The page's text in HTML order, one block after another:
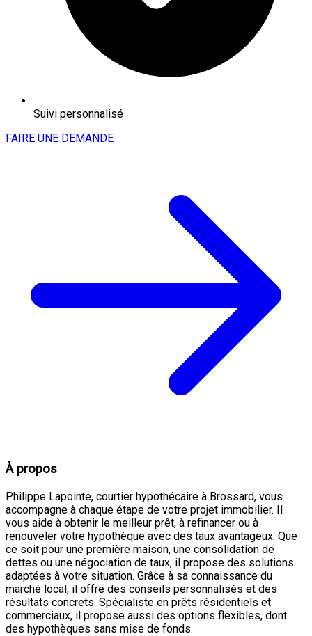
Suivi personnalisé
FAIRE UNE DEMANDE
À propos
Philippe Lapointe, courtier hypothécaire à Brossard, vous
accompagne à chaque étape de votre projet immobilier. Il
vous aide à obtenir le meilleur prêt, à refinancer ou à
renouveler votre hypothèque avec des taux avantageux. Que
ce soit pour une première maison, une consolidation de
dettes ou une négociation de taux, il propose des solutions
adaptées à votre situation. Grâce à sa connaissance du
marché local, il offre des conseils personnalisés et des
résultats concrets. Spécialiste en prêts résidentiels et
commerciaux, il propose aussi des options flexibles, dont
des hypothèques sans mise de fonds.